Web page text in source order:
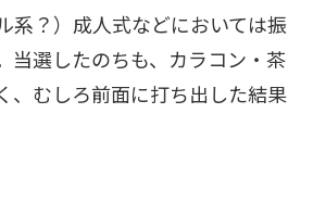
系？）成人式などにおいては振
当選したのちも、カラコン・茶
、むしろ前面に打ち出した結果